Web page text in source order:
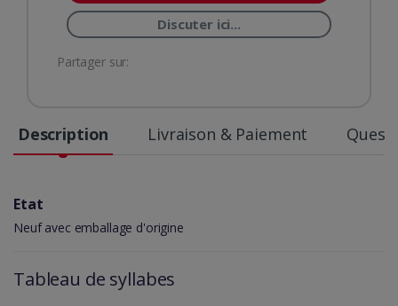
Discuter ici...
Partager sur:
Description Livraison & Paiement
Etat
Neuf avec emballage d'origine
Tableau de syllabes